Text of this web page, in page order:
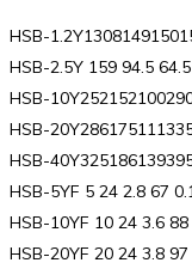
HSB-
HSB-2.5Y 159 94.5
HSB-
HSB-
HSB-
HSB-5YF 5 24 2.8 67
HSB-10YF 10 24 3.6
HSB-20YF 20 24 3.8